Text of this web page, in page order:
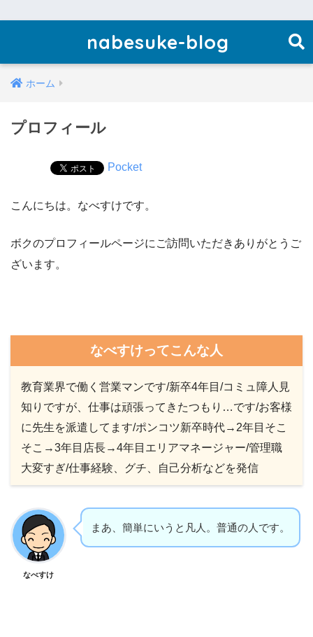
nabesuke-blog
ホーム
プロフィール
Pocket
こんにちは。なべすけです。
ボクのプロフィールページにご訪問いただきありがとうご
ざいます。
なべすけってこんな人
教育業界で働く営業マンです/新卒4年目/コミュ障人見
知りですが、仕事は頑張ってきたつもり…です/お客様
に先生を派遣してます/ポンコツ新卒時代→2年目そこ
そこ→3年目店長→4年目エリアマネージャー/管理職
大変すぎ/仕事経験、グチ、自己分析などを発信
なべすけ
まあ、簡単にいうと凡人。普通の人です。